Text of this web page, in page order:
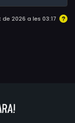
2026 a les 03:17